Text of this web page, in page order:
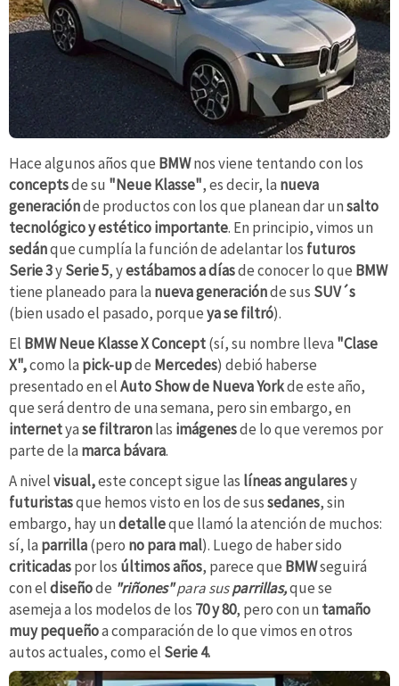
Hace algunos años que BMWnos viene tentando con los
conceptsde su "Neue Klasse", es decir, la nueva
generaciónde productos con los que planean dar unsalto
tecnológico y estético importante. En principio, vimos un
sedánque cumplía la función de adelantar los futuros
Serie 3ySerie 5, yestábamos a díasde conocer lo que BMW
tiene planeado para la nueva generaciónde sus SUV´s
(bien usado el pasado, porqueya se filtró).
El BMW Neue Klasse X Concept(sí, su nombre lleva "Clase
X",como la pick-upde Mercedes) debió haberse
presentado en elAuto Show de Nueva Yorkde este año,
que será dentro de una semana, pero sin embargo, en
internetyase filtraronlas imágenesde lo que veremos por
parte de la marca bávara.
A nivelvisual,este concept sigue las líneas angularesy
futuristasque hemos visto en los de sussedanes, sin
embargo, hay undetalleque llamó la atención de muchos:
sí, la parrilla(pero no para mal). Luego de haber sido
criticadaspor los últimos años, parece que BMWseguirá
con eldiseñode "riñones"para susparrillas,que se
asemeja a los modelos de los 70 y 80, pero con un tamaño
muypequeñoa comparación de lo que vimos en otros
autos actuales, como el Serie 4.